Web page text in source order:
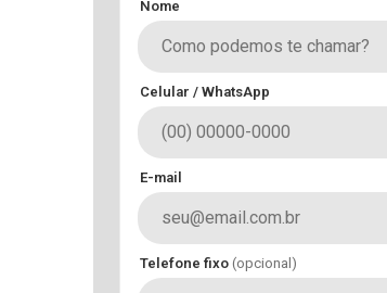
Nome
Celular / WhatsApp
E-mail
Telefone fixo (opcional)